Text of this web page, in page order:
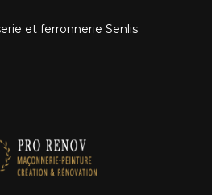
et ferronnerie Senlis